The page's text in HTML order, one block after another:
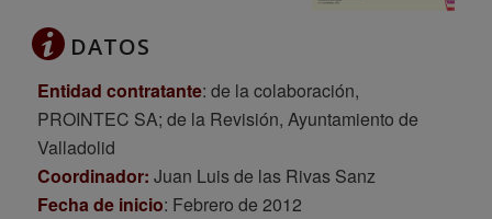
DATOS
Entidad contratante: de la colaboración,
PROINTEC SA; de la Revisión, Ayuntamiento de
Valladolid
Coordinador: Juan Luis de las Rivas Sanz
Fecha de inicio: Febrero de 2012